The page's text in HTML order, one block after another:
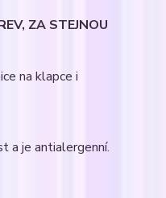
ZA STEJNOU
na klapce i
a je antialergenní.